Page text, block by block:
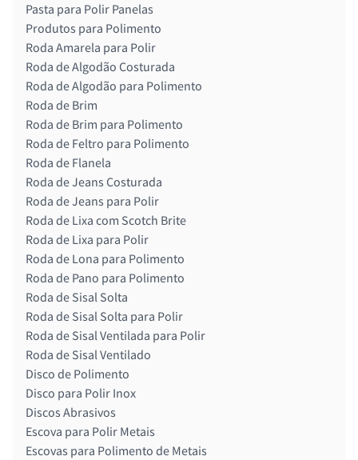
Pasta para Polir Panelas
Produtos para Polimento
Roda Amarela para Polir
Roda de Algodão Costurada
Roda de Algodão para Polimento
Roda de Brim
Roda de Brim para Polimento
Roda de Feltro para Polimento
Roda de Flanela
Roda de Jeans Costurada
Roda de Jeans para Polir
Roda de Lixa com Scotch Brite
Roda de Lixa para Polir
Roda de Lona para Polimento
Roda de Pano para Polimento
Roda de Sisal Solta
Roda de Sisal Solta para Polir
Roda de Sisal Ventilada para Polir
Roda de Sisal Ventilado
Disco de Polimento
Disco para Polir Inox
Discos Abrasivos
Escova para Polir Metais
Escovas para Polimento de Metais